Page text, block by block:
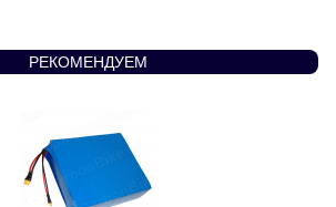
РЕКОМЕНДУЕМ